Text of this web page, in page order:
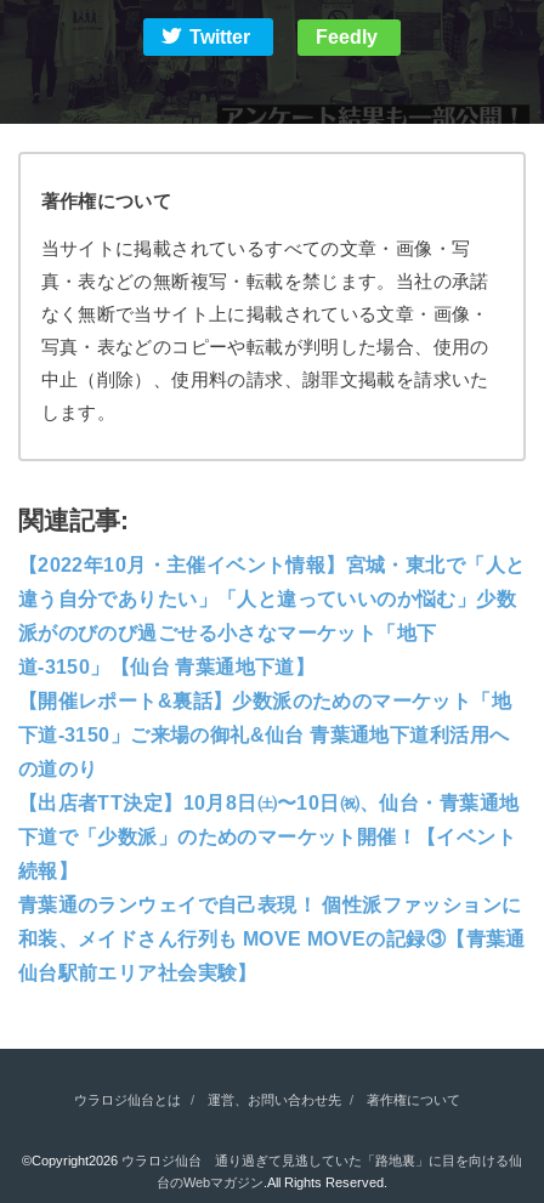
Twitter Feedly
著作権について
当サイトに掲載されているすべての文章・画像・写
真・表などの無断複写・転載を禁じます。当社の承諾
なく無断で当サイト上に掲載されている文章・画像・
写真・表などのコピーや転載が判明した場合、使用の
中止（削除）、使用料の請求、謝罪文掲載を請求いた
します。
関連記事:
【2022年10月・主催イベント情報】宮城・東北で「人と
違う自分でありたい」「人と違っていいのか悩む」少数
派がのびのび過ごせる小さなマーケット「地下
道-3150」【仙台 青葉通地下道】
【開催レポート&裏話】少数派のためのマーケット「地
下道-3150」ご来場の御礼&仙台 青葉通地下道利活用へ
の道のり
【出店者TT決定】10月8日㈯〜10日㈷、仙台・青葉通地
下道で「少数派」のためのマーケット開催！【イベント
続報】
青葉通のランウェイで自己表現！ 個性派ファッションに
和装、メイドさん行列も MOVE MOVEの記録③【青葉通
仙台駅前エリア社会実験】
ウラロジ仙台とは 運営、お問い合わせ先 著作権について
©Copyright2026 ウラロジ仙台 通り過ぎて見逃していた「路地裏」に目を向ける仙
台のWebマガジン .All Rights Reserved.